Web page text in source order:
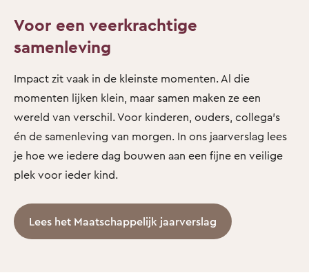
Voor een veerkrachtige
samenleving
Impact zit vaak in de kleinste momenten. Al die
momenten lijken klein, maar samen maken ze een
wereld van verschil. Voor kinderen, ouders, collega’s
én de samenleving van morgen. In ons jaarverslag lees
je hoe we iedere dag bouwen aan een fijne en veilige
plek voor ieder kind.
Lees het Maatschappelijk jaarverslag